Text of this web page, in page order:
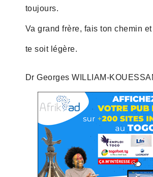
toujours.
Va grand frère, fais ton chemin
te soit légère.
Dr Georges WILLIAM-